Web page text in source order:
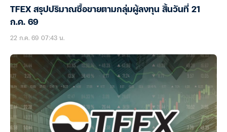
TFEX สรุปปริมาณซื้อขายตามกลุ่มผู้ลงทุน สิ้นวันที่ 21
ก.ค. 69
22 ก.ค. 69 07:43 น.